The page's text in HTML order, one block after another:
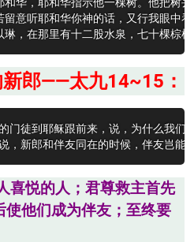
意听耶和华你神的话，又行我眼中
，在那里有十二股水泉，七十棵棕
郎——太九14~15：
门徒到耶稣跟前来，说，为什么我们
，新郎和伴友同在的时候，伴友岂能
喜悦的人；君尊救主首先
使他们成为伴友；至终要